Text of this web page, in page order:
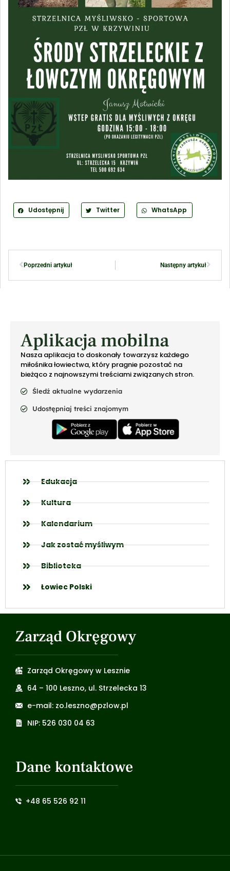
Udostępnij Twitter WhatsApp
Poprzedni artykuł Następny artykuł
Aplikacja mobilna
Nasza aplikacja to doskonały towarzysz każdego
miłośnika łowiectwa, który pragnie pozostać na
bieżąco z najnowszymi treściami związanych stron.
Śledź aktualne wydarzenia
Udostępniaj treści znajomym
Edukacja
Kultura
Kalendarium
Jak zostać myśliwym
Biblioteka
Łowiec Polski
Zarząd Okręgowy
Zarząd Okręgowy w Lesznie
64 – 100 Leszno, ul. Strzelecka 13
e-mail: zo.leszno@pzlow.pl
NIP: 526 030 04 63
Dane kontaktowe
+48 65 526 92 11